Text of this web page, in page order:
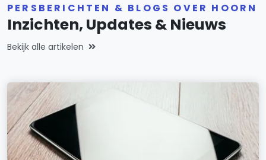
PERSBERICHTEN & BLOGS OVER HOORN
Inzichten, Updates & Nieuws
Bekijk alle artikelen